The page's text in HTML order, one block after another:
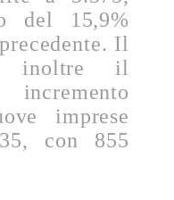
del 15,9%
Il
inoltre il
imprese
con 855